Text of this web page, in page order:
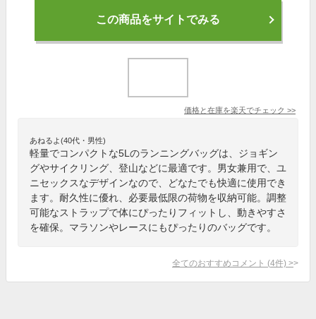
この商品をサイトでみる
価格と在庫を楽天でチェック >>
あねるよ(40代・男性)
軽量でコンパクトな5Lのランニングバッグは、ジョギン
グやサイクリング、登山などに最適です。男女兼用で、ユ
ニセックスなデザインなので、どなたでも快適に使用でき
ます。耐久性に優れ、必要最低限の荷物を収納可能。調整
可能なストラップで体にぴったりフィットし、動きやすさ
を確保。マラソンやレースにもぴったりのバッグです。
全てのおすすめコメント (4件) >